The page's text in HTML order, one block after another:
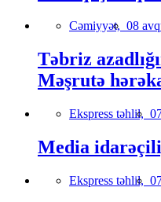
Cəmiyyət, 08
Təbriz
Məşrutə
Ekspress təhlil,
Media
Ekspress təhlil,